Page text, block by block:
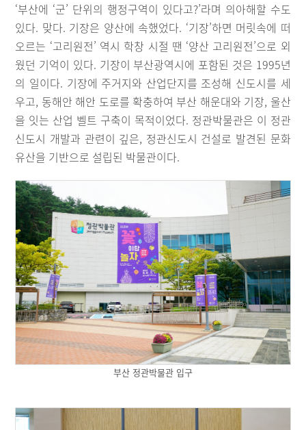
‘부산에 ‘군’ 단위의 행정구역이 있다고?’라며 의아해할 수도
있다. 맞다. 기장은 양산에 속했었다. ‘기장’하면 머릿속에 떠
오르는 ‘고리원전’ 역시 학창 시절 땐 ‘양산 고리원전’으로 외
웠던 기억이 있다. 기장이 부산광역시에 포함된 것은 1995년
의 일이다. 기장에 주거지와 산업단지를 조성해 신도시를 세
우고, 동해안 해안 도로를 확충하여 부산 해운대와 기장, 울산
을 잇는 산업 벨트 구축이 목적이었다. 정관박물관은 이 정관
신도시 개발과 관련이 깊은, 정관신도시 건설로 발견된 문화
유산을 기반으로 설립된 박물관이다.
부산 정관박물관 입구